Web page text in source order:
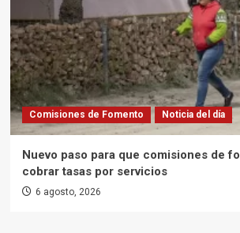
Comisiones de Fomento Noticia del día
Nuevo paso para que comisiones de
cobrar tasas por servicios
6 agosto, 2026